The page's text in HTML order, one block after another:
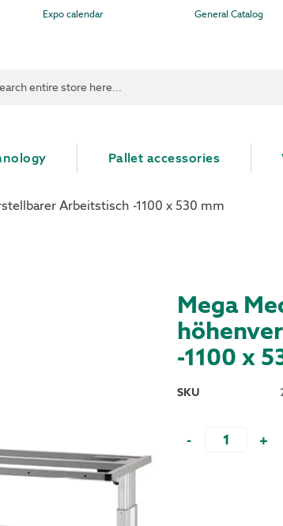
Expo calendar General Catalog
Pallet accessories
Arbeitstisch -1100 x 530 mm
Mega
-1100 x
SKU
- +